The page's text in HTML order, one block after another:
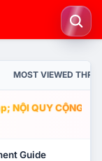
MOST VIEWED
NỘI QUY CỘNG
Guide